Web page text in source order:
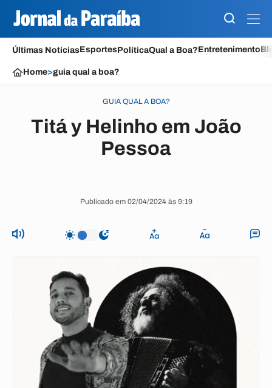
Últimas NotíciasEsportesPolíticaQual a Boa?Entretenimento
Home>guia qual a boa?
GUIA QUAL A BOA?
Titá y Helinho em João
Pessoa
Publicado em 02/04/2024 às 9:19